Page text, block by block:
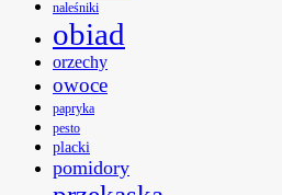
naleśniki
obiad
orzechy
owoce
papryka
pesto
placki
pomidory